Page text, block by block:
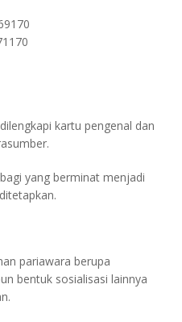
dilengkapi kartu pengenal dan
yang berminat menjadi
pariawara berupa
bentuk sosialisasi lainnya